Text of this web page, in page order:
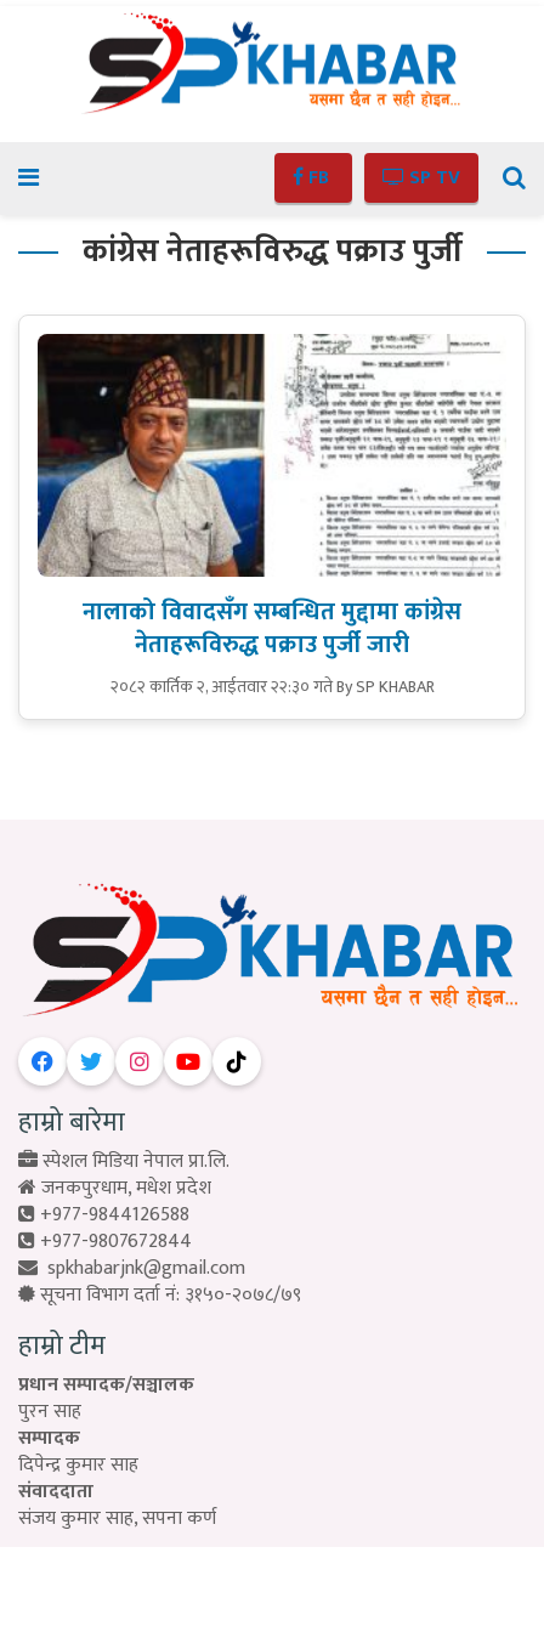
FB SP TV
कांग्रेस नेताहरूविरुद्ध पक्राउ पुर्जी
नालाको विवादसँग सम्बन्धित मुद्दामा कांग्रेस
नेताहरूविरुद्ध पक्राउ पुर्जी जारी
२०८२ कार्तिक २, आईतवार २२:३० गतेBy SP KHABAR
हाम्रो बारेमा
स्पेशल मिडिया नेपाल प्रा.लि.
जनकपुरधाम, मधेश प्रदेश
+977-9844126588
+977-9807672844
spkhabarjnk@gmail.com
सूचना विभाग दर्ता नं: ३१५०-२०७८/७९
हाम्रो टीम
प्रधान सम्पादक/सञ्चालक
पुरन साह
सम्पादक
दिपेन्द्र कुमार साह
संवाददाता
संजय कुमार साह, सपना कर्ण